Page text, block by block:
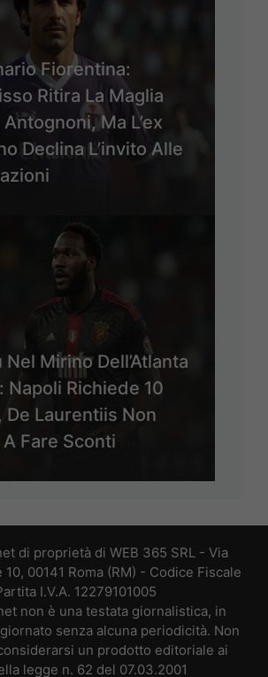
Fiorentina:
Ritira La Maglia
Antognoni, Ma L’ex
Declina L’invito Alle
Nel Mirino Dell’Atlanta
Napoli Richiede 10
De Laurentiis Non
Fare Sconti
di proprietà di WEB 365 SRL - Via
00141 Roma (RM) - Codice Fiscale
I.V.A. 12279101005
non è una testata giornalistica, in
senza alcuna periodicità. Non
un prodotto editoriale ai
legge n. 62 del 07.03.2001